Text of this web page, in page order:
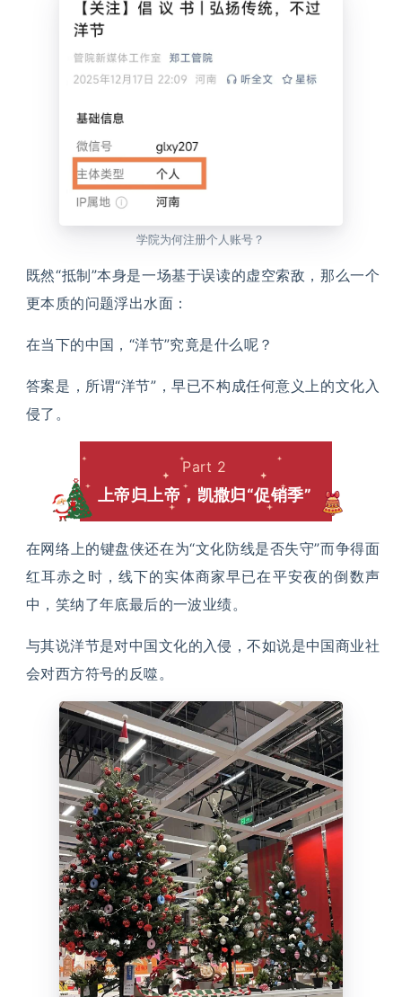
学院为何注册个人账号？
既然“抵制”本身是一场基于误读的虚空索敌，那么一个
更本质的问题浮出水面：
在当下的中国，“洋节”究竟是什么呢？
答案是，所谓“洋节”，早已不构成任何意义上的文化入
侵了。
Part 2
上帝归上帝，凯撒归“促销季”
在网络上的键盘侠还在为“文化防线是否失守”而争得面
红耳赤之时，线下的实体商家早已在平安夜的倒数声
中，笑纳了年底最后的一波业绩。
与其说洋节是对中国文化的入侵，不如说是中国商业社
会对西方符号的反噬。